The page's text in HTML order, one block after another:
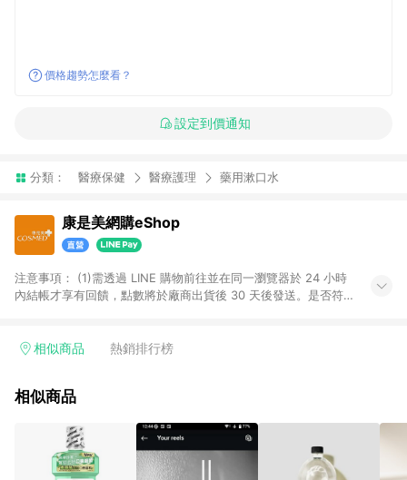
價格趨勢怎麼看？
設定到價通知
分類： 醫療保健 醫療護理 藥用漱口水
康是美網購eShop
注意事項：​ (1)需透過 LINE 購物前往並在同一瀏覽器於 24 小時
內結帳才享有回饋，點數將於廠商出貨後 30 天後發送。​是否符
黃金鑽飾/精品相關/3C數位(含周邊)/家電視聽/運動戶外/母嬰用
饋%」，將於訂單成立後由「LINE購物通知」之官方帳號訊息通
依LINE購物網站訂單成立通知為準。​​ (5)LINE購物設有「單一商
品最高回饋點數」機制 (部分時段開放「回饋無上限」)，以同一
訂單中同一商品不論件數計算，請依訂單成立當下LINE購物的回
相似商品 熱銷排行榜
相似商品